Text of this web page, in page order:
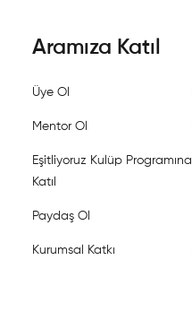
Aramıza Katıl
Üye Ol
Mentor Ol
Eşitliyoruz Kulüp Programına
Katıl
Paydaş Ol
Kurumsal Katkı